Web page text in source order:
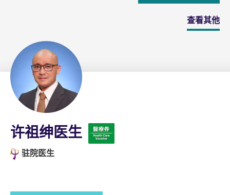
查看其他
许祖绅医生
驻院医生